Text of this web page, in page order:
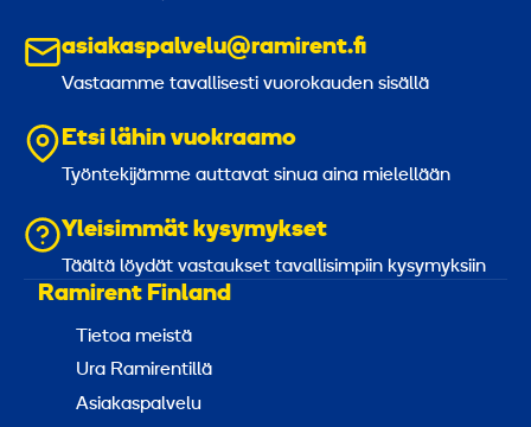
asiakaspalvelu@ramirent.fi
Vastaamme tavallisesti vuorokauden sisällä
Etsi lähin vuokraamo
Työntekijämme auttavat sinua aina mielellään
Yleisimmät kysymykset
Täältä löydät vastaukset tavallisimpiin kysymyksiin
Ramirent Finland
Tietoa meistä
Ura Ramirentillä
Asiakaspalvelu